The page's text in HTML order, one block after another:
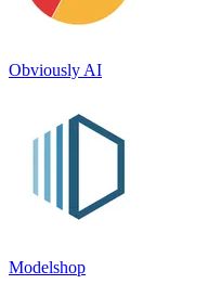
Obviously AI
Modelshop